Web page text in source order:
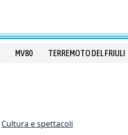
MV80 TERREMOTO DEL FRIULI
Cultura e spettacoli